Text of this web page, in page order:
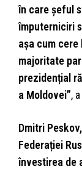
în care șeful
împuterniciri
așa cum
majoritate
prezidențial
a Moldovei”,
Dmitri
Federației
învestirea de